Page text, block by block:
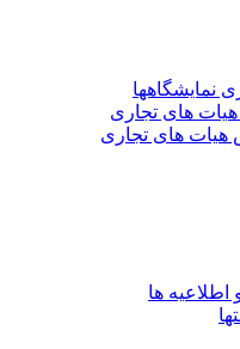
نمایشگاهها
هیات های تجاری
هیات های تجاری
اطلاعیه ها